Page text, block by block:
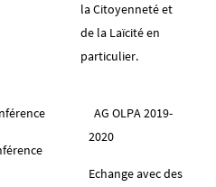
la Citoyenneté et
de la Laïcité en
particulier.
AG OLPA 2019-
2020
Echange avec des